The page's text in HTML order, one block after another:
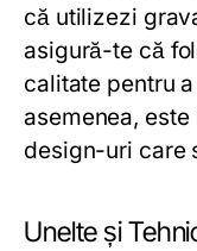
că utilizezi
asigură-te că
calitate pentru
asemenea,
design-uri care
Unelte și